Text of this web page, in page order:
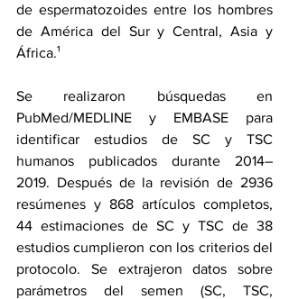
de espermatozoides entre los hombres
de América del Sur y Central, Asia y
África.¹
Se realizaron búsquedas en
PubMed/MEDLINE y EMBASE para
identificar estudios de SC y TSC
humanos publicados durante 2014–
2019. Después de la revisión de 2936
resúmenes y 868 artículos completos,
44 estimaciones de SC y TSC de 38
estudios cumplieron con los criterios del
protocolo. Se extrajeron datos sobre
parámetros del semen (SC, TSC,